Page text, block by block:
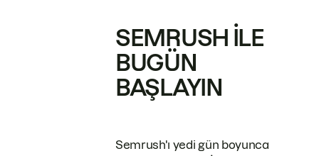
SEMRUSH ILE
BUGÜN
BAŞLAYIN
Semrush'ı yedi gün boyunca